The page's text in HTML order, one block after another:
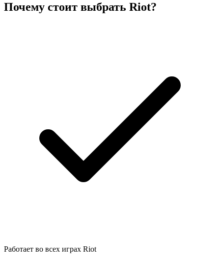
Почему стоит выбрать Riot?
Работает во всех играх Riot